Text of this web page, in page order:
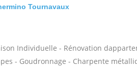
Tournavaux
Individuelle - Rénovation
- Goudronnage - Charpente